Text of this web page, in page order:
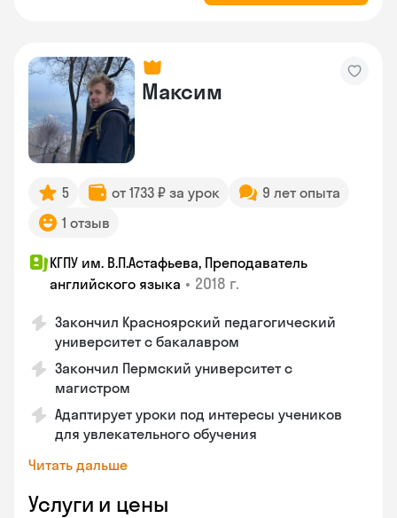
Максим
5 от 1733 ₽ за урок
9 лет опыта
1 отзыв
КГПУ им. В.П.Астафьева, Преподаватель
английского языка • 2018 г.
Закончил Красноярский педагогический
университет с бакалавром
Закончил Пермский университет с
магистром
Адаптирует уроки под интересы учеников
для увлекательного обучения
Читать дальше
Услуги и цены